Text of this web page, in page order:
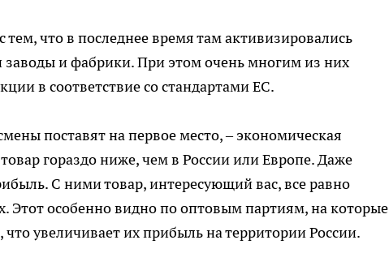
тем, что в последнее время там активизировались
заводы и фабрики. При этом очень многим из них
в соответствие со стандартами ЕС.
поставят на первое место, – экономическая
гораздо ниже, чем в России или Европе. Даже
С ними товар, интересующий вас, все равно
Этот особенно видно по оптовым партиям, на которые
увеличивает их прибыль на территории России.